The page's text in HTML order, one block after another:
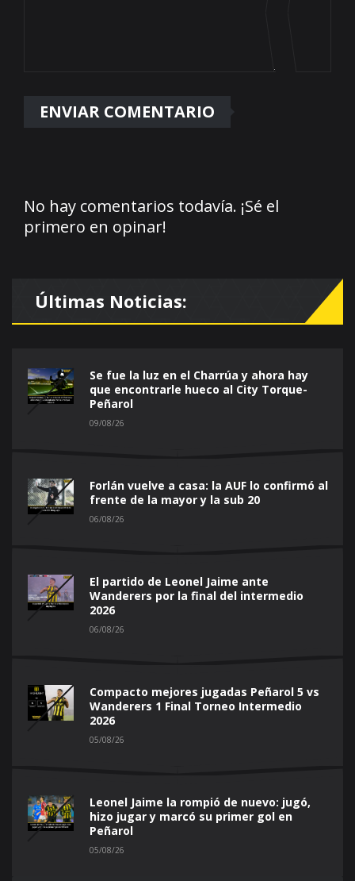
No hay comentarios todavía. ¡Sé el
primero en opinar!
Últimas Noticias:
Se fue la luz en el Charrúa y ahora hay
que encontrarle hueco al City Torque-
Peñarol
09/08/26
Forlán vuelve a casa: la AUF lo confirmó al
frente de la mayor y la sub 20
06/08/26
El partido de Leonel Jaime ante
Wanderers por la final del intermedio
2026
06/08/26
Compacto mejores jugadas Peñarol 5 vs
Wanderers 1 Final Torneo Intermedio
2026
05/08/26
Leonel Jaime la rompió de nuevo: jugó,
hizo jugar y marcó su primer gol en
Peñarol
05/08/26